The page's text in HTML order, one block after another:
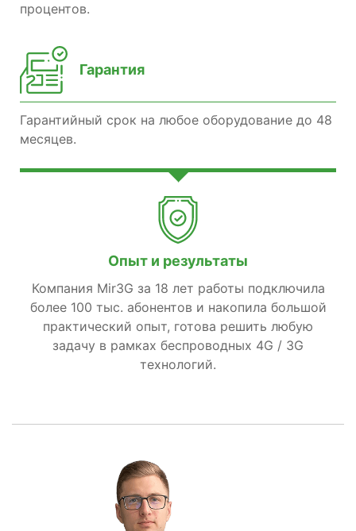
процентов.
Гарантия
Гарантийный срок на любое оборудование до 48
месяцев.
Опыт и результаты
Компания Mir3G за 18 лет работы подключила
более 100 тыс. абонентов и накопила большой
практический опыт, готова решить любую
задачу в рамках беспроводных 4G / 3G
технологий.